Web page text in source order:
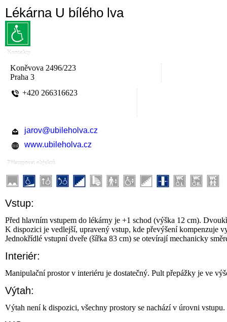
Lékárna U bílého lva
Kontakty
Koněvova 2496/223
Praha 3
+420 266316623
jarov@ubileholva.cz
www.ubileholva.cz
Přístupnost objektů
Vstup:
Před hlavním vstupem do lékárny je +1 schod (výška 12 cm).
K dispozici je vedlejší, upravený vstup, kde převýšení kompenzuje
Jednokřídlé vstupní dveře (šířka 83 cm) se otevírají mechanicky
Interiér:
Manipulační prostor v interiéru je dostatečný. Pult přepážky je ve
Výtah:
Výtah není k dispozici, všechny prostory se nachází v úrovni vstupu.